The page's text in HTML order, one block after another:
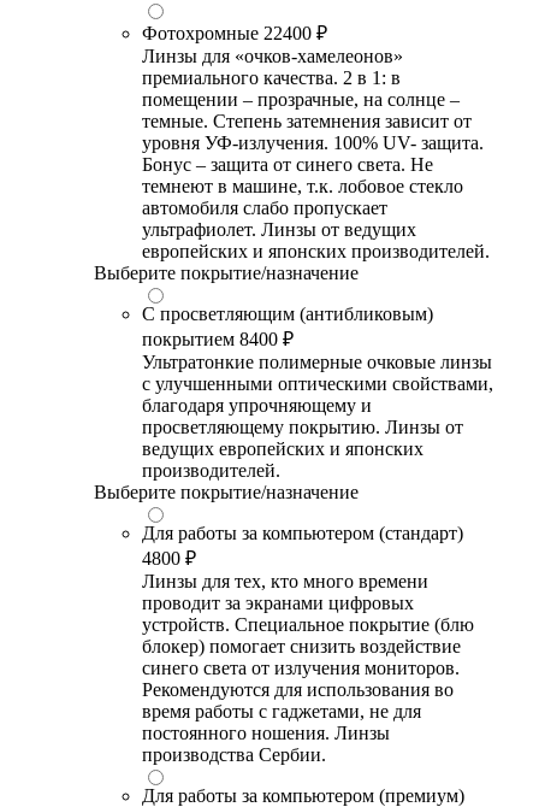
Фотохромные 22400 ₽
Линзы для «очков-хамелеонов»
премиального качества. 2 в 1: в
помещении – прозрачные, на солнце –
темные. Степень затемнения зависит от
уровня УФ-излучения. 100% UV- защита.
Бонус – защита от синего света. Не
темнеют в машине, т.к. лобовое стекло
автомобиля слабо пропускает
ультрафиолет. Линзы от ведущих
европейских и японских производителей.
Выберите покрытие/назначение
С просветляющим (антибликовым)
покрытием 8400 ₽
Ультратонкие полимерные очковые линзы
с улучшенными оптическими свойствами,
благодаря упрочняющему и
просветляющему покрытию. Линзы от
ведущих европейских и японских
производителей.
Выберите покрытие/назначение
Для работы за компьютером (стандарт)
4800 ₽
Линзы для тех, кто много времени
проводит за экранами цифровых
устройств. Специальное покрытие (блю
блокер) помогает снизить воздействие
синего света от излучения мониторов.
Рекомендуются для использования во
время работы с гаджетами, не для
постоянного ношения. Линзы
производства Сербии.
Для работы за компьютером (премиум)